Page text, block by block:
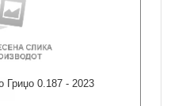
Гриџо 0.187 - 2023